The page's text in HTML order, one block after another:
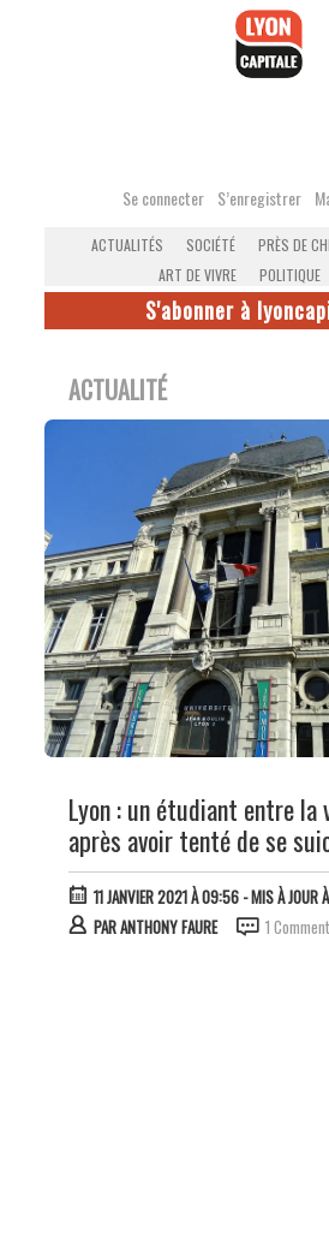
Se connecter S’enregistrer
ACTUALITÉS SOCIÉTÉ PRÈS DE
ART DE VIVRE
POLITIQUE
S'abonner à
ACTUALITÉ
Lyon : un étudiant entre
après avoir tenté de se
11 JANVIER 2021 À 09:56- MIS À JOUR
PARANTHONY FAURE 1